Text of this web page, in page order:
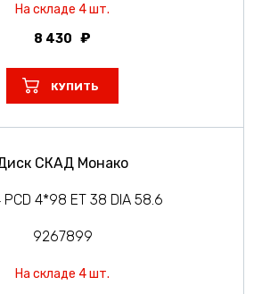
На складе 4 шт.
8 430
КУПИТЬ
СКАД Монако
PCD 4*98 ET 38 DIA 58.6
9267899
На складе 4 шт.